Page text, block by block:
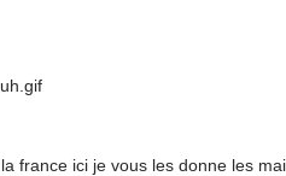
france ici je vous les donne les